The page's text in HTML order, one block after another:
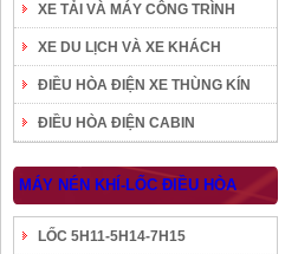
XE TẢI VÀ MÁY CÔNG TRÌNH
XE DU LỊCH VÀ XE KHÁCH
ĐIỀU HÒA ĐIỆN XE THÙNG KÍN
ĐIỀU HÒA ĐIỆN CABIN
MÁY NÉN KHÍ-LỐC ĐIỀU HÒA
LỐC 5H11-5H14-7H15